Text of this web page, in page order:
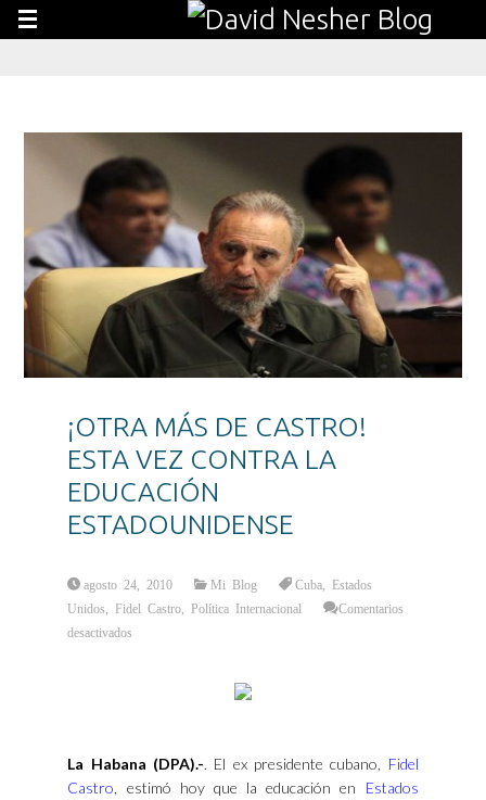
¡OTRA MÁS DE CASTRO!
ESTA VEZ CONTRA LA
EDUCACIÓN
ESTADOUNIDENSE
agosto 24, 2010 Mi Blog Cuba
Estados
Unidos
Fidel Castro Política Internacional
Comentarios
desactivados
ESTADOUNIDENSE
La Habana (DPA).-. El ex presidente cubano, Fidel
Castro , estimó hoy que la educación en Estados